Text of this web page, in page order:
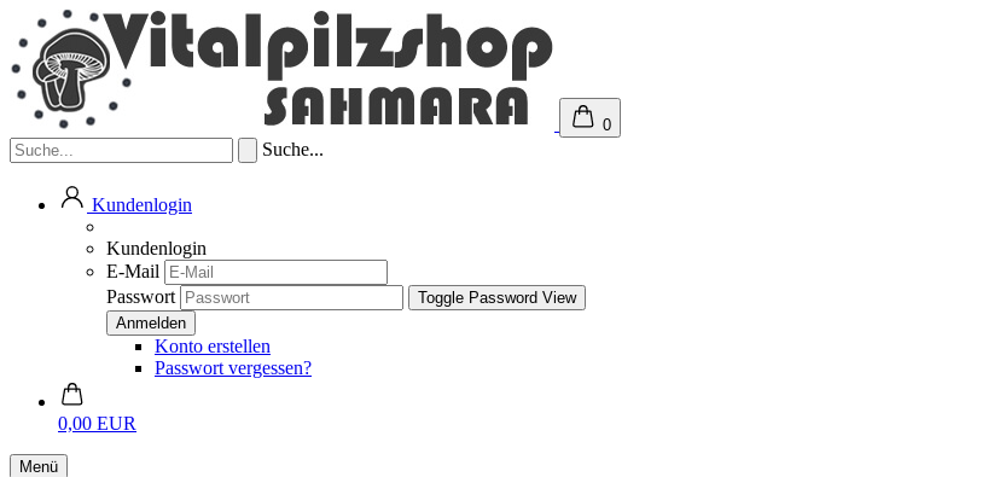
0
Suche...
Kundenlogin
Kundenlogin
E-Mail
Passwort
Toggle Password View
Konto erstellen
Passwort vergessen?
0,00 EUR
Menü